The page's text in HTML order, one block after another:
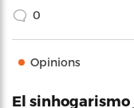
0
Opinions
El